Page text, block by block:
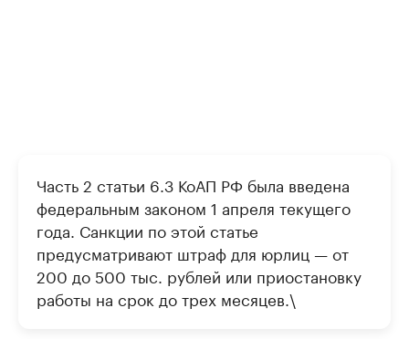
Часть 2 статьи 6.3 КоАП РФ была введена
федеральным законом 1 апреля текущего
года. Санкции по этой статье
предусматривают штраф для юрлиц — от
200 до 500 тыс. рублей или приостановку
работы на срок до трех месяцев.\